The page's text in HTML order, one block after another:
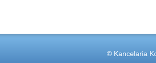
© Kancelaria